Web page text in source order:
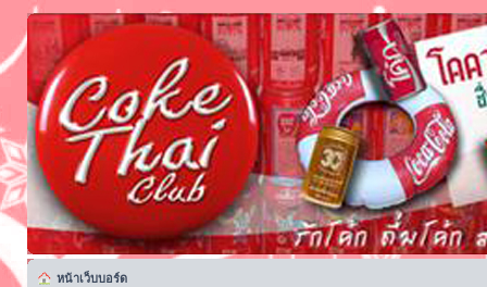
หน้าเว็บบอร์ด